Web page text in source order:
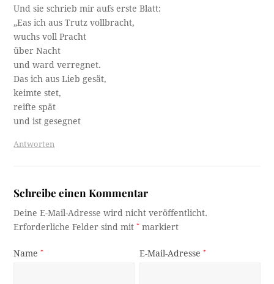
Und sie schrieb mir aufs erste Blatt:
„Eas ich aus Trutz vollbracht,
wuchs voll Pracht
über Nacht
und ward verregnet.
Das ich aus Lieb gesät,
keimte stet,
reifte spät
und ist gesegnet
Antworten
Schreibe einen Kommentar
Deine E-Mail-Adresse wird nicht veröffentlicht.
Erforderliche Felder sind mit* markiert
Name* E-Mail-Adresse*